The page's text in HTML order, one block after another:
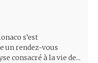
s’est
un rendez-vous
consacré à la vie de...